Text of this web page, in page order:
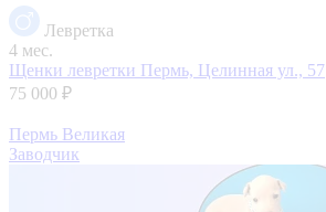
Левретка
4 мес.
Щенки левретки Пермь, Целинная ул., 57
75 000 ₽
Пермь Великая
Заводчик